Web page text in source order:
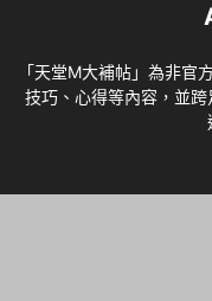
「天堂M大補帖」為非官
技巧、心得等內容，並